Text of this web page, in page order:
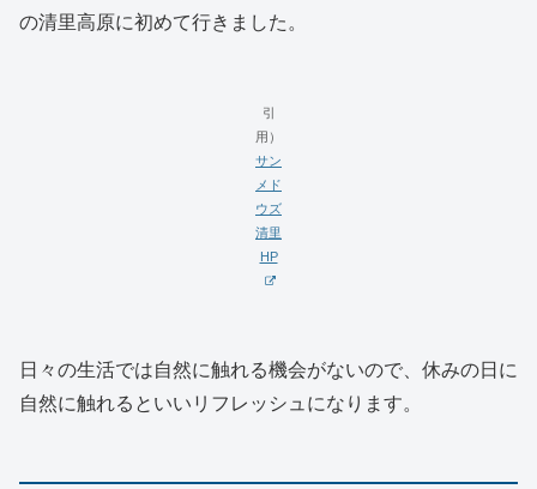
の清里高原に初めて行きました。
引
用）
サン
メド
ウズ
清里
HP
日々の生活では自然に触れる機会がないので、休みの日に
自然に触れるといいリフレッシュになります。